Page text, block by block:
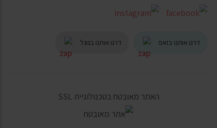
דרגו אותנו בזאפ דרגו אותנו בגוגל
האתר מאובטח בטכנולוגיית SSL